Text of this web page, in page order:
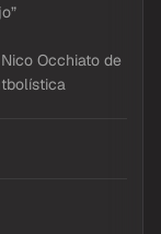
Occhiato de